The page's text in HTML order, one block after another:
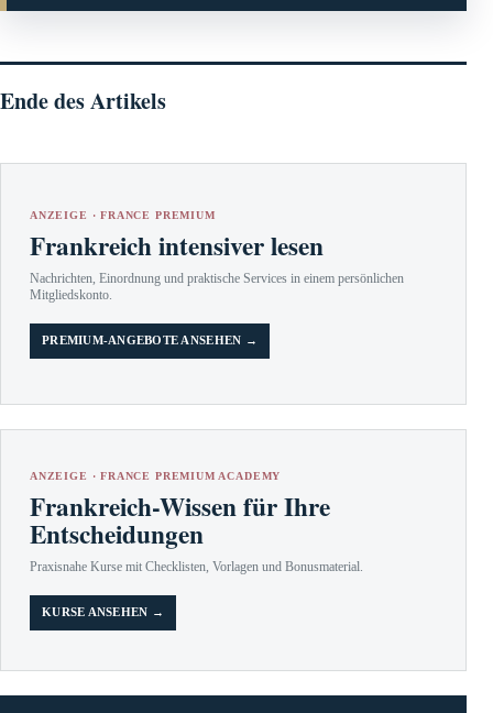
Ende des Artikels
ANZEIGE · FRANCE PREMIUM
Frankreich intensiver lesen
Nachrichten, Einordnung und praktische Services in einem persönlichen
Mitgliedskonto.
PREMIUM-ANGEBOTE ANSEHEN →
ANZEIGE · FRANCE PREMIUM ACADEMY
Frankreich-Wissen für Ihre
Entscheidungen
Praxisnahe Kurse mit Checklisten, Vorlagen und Bonusmaterial.
KURSE ANSEHEN →